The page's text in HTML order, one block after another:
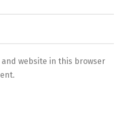
and website in this browser